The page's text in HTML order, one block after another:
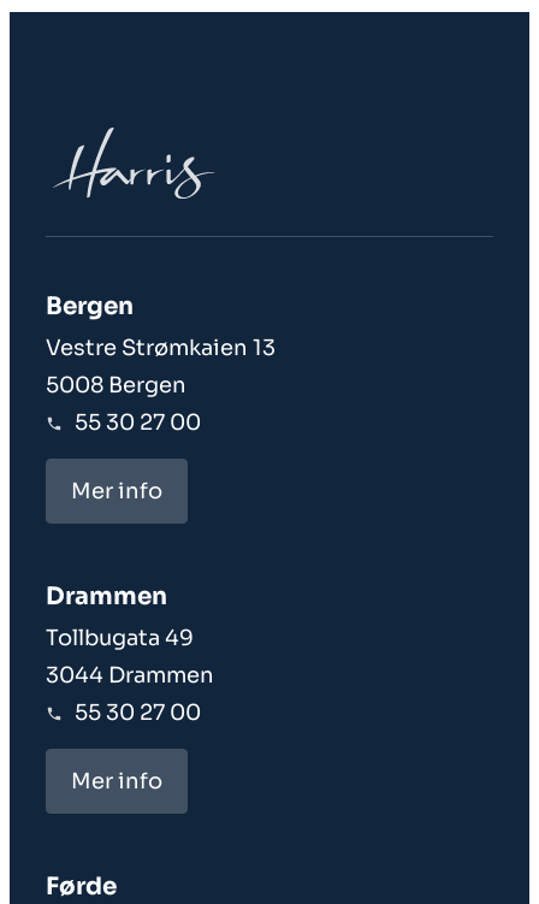
Bergen
Vestre Strømkaien 13
5008 Bergen
55 30 27 00
Mer info
Drammen
Tollbugata 49
3044 Drammen
55 30 27 00
Mer info
Førde